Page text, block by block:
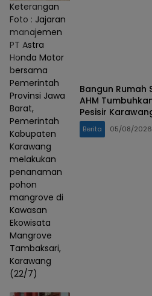
Keterangan
Foto : Jajaran
manajemen
PT Astra
Honda Motor
bersama
Pemerintah
Provinsi Jawa
Barat,
Pemerintah
Kabupaten
Karawang
melakukan
penanaman
pohon
mangrove di
Kawasan
Ekowisata
Mangrove
Tambaksari,
Karawang
(22/7)
Bangun Rumah
AHM
Pesisir
Berita 05/08/2026